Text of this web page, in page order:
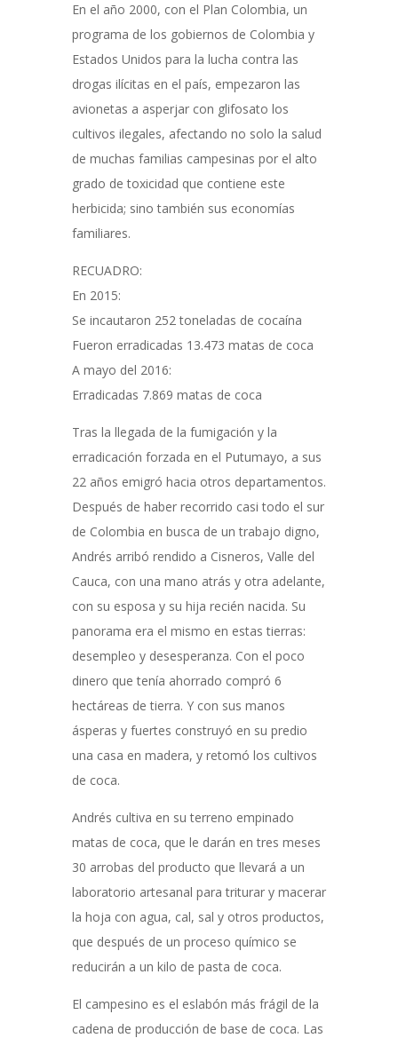
En el año 2000, con el Plan Colombia, un
programa de los gobiernos de Colombia y
Estados Unidos para la lucha contra las
drogas ilícitas en el país, empezaron las
avionetas a asperjar con glifosato los
cultivos ilegales, afectando no solo la salud
de muchas familias campesinas por el alto
grado de toxicidad que contiene este
herbicida; sino también sus economías
familiares.
RECUADRO:
En 2015:
Se incautaron 252 toneladas de cocaína
Fueron erradicadas 13.473 matas de coca
A mayo del 2016:
Erradicadas 7.869 matas de coca
Tras la llegada de la fumigación y la
erradicación forzada en el Putumayo, a sus
22 años emigró hacia otros departamentos.
Después de haber recorrido casi todo el sur
de Colombia en busca de un trabajo digno,
Andrés arribó rendido a Cisneros, Valle del
Cauca, con una mano atrás y otra adelante,
con su esposa y su hija recién nacida. Su
panorama era el mismo en estas tierras:
desempleo y desesperanza. Con el poco
dinero que tenía ahorrado compró 6
hectáreas de tierra. Y con sus manos
ásperas y fuertes construyó en su predio
una casa en madera, y retomó los cultivos
de coca.
Andrés cultiva en su terreno empinado
matas de coca, que le darán en tres meses
30 arrobas del producto que llevará a un
laboratorio artesanal para triturar y macerar
la hoja con agua, cal, sal y otros productos,
que después de un proceso químico se
reducirán a un kilo de pasta de coca.
El campesino es el eslabón más frágil de la
cadena de producción de base de coca. Las